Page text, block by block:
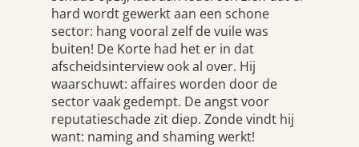
hard wordt gewerkt aan een schone
sector: hang vooral zelf de vuile was
buiten! De Korte had het er in dat
afscheidsinterview ook al over. Hij
waarschuwt: affaires worden door de
sector vaak gedempt. De angst voor
reputatieschade zit diep. Zonde vindt hij
want: naming and shaming werkt!